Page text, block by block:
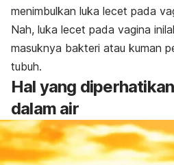
menimbulkan luka lecet pada
Nah, luka lecet pada vagina
masuknya bakteri atau kuman
tubuh.
Hal yang
dalam air